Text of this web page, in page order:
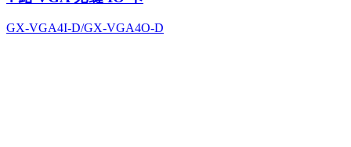
GX-VGA4I-D/GX-VGA4O-D